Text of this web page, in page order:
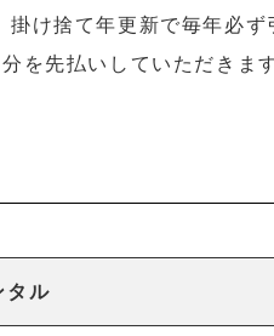
け捨て年更新で毎年必ず
を先払いしていただきます
タル